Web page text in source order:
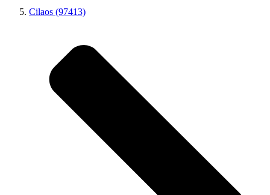
Cilaos (97413)